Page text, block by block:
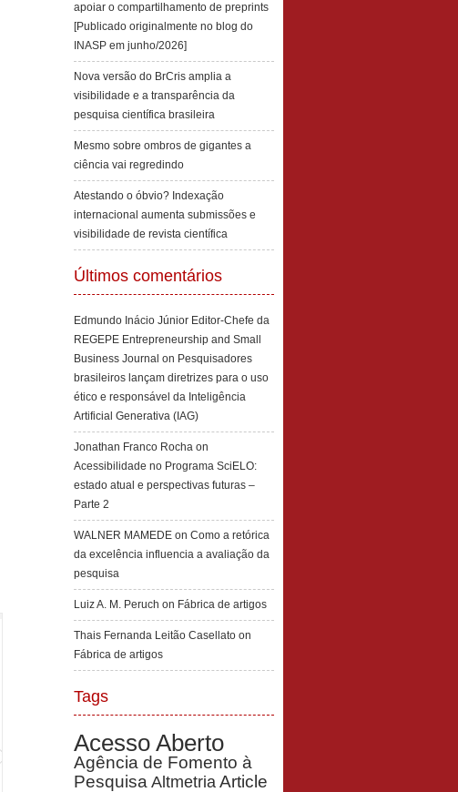
apoiar o compartilhamento de preprints
[Publicado originalmente no blog do
INASP em junho/2026]
Nova versão do BrCris amplia a
visibilidade e a transparência da
pesquisa científica brasileira
Mesmo sobre ombros de gigantes a
ciência vai regredindo
Atestando o óbvio? Indexação
internacional aumenta submissões e
visibilidade de revista científica
Últimos comentários
Edmundo Inácio Júnior Editor-Chefe da
REGEPE Entrepreneurship and Small
Business Journal on Pesquisadores
brasileiros lançam diretrizes para o uso
ético e responsável da Inteligência
Artificial Generativa (IAG)
Jonathan Franco Rocha on
Acessibilidade no Programa SciELO:
estado atual e perspectivas futuras –
Parte 2
WALNER MAMEDE on Como a retórica
da excelência influencia a avaliação da
pesquisa
Luiz A. M. Peruch on Fábrica de artigos
Thais Fernanda Leitão Casellato on
Fábrica de artigos
Tags
Acesso Aberto
Agência de Fomento à
Pesquisa Altmetria Article